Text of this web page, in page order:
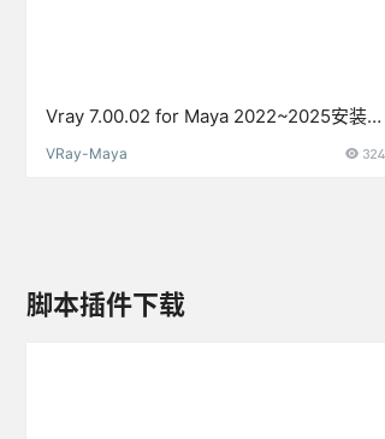
Vray 7.00.02 for Maya 2022~2025安装
VRay-Maya 324
脚本插件下载